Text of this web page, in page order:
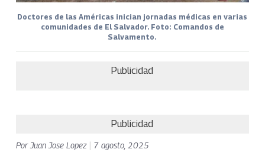
Doctores de las Américas inician jornadas médicas en varias
comunidades de El Salvador. Foto: Comandos de
Salvamento.
Publicidad
Publicidad
Por Juan Jose Lopez 7 agosto, 2025